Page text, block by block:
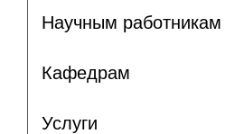
Научным работникам
Кафедрам
Услуги